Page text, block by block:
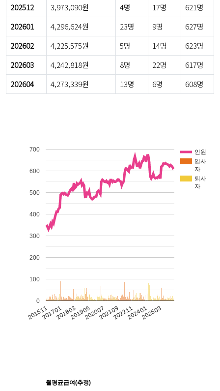
202512
3,973,090원 4명 17명
621명
202601
4,296,624원 23명 9명
627명
202602
4,225,575원 5명 14명
623명
202603
4,242,818원 8명 22명
617명
202604
4,273,339원 13명 6명 608명
인원
입사
자
퇴사
자
201511201701201803201905202007202109202211202401202503
0
100
200
300
400
500
600
700
월평균급여(추정)